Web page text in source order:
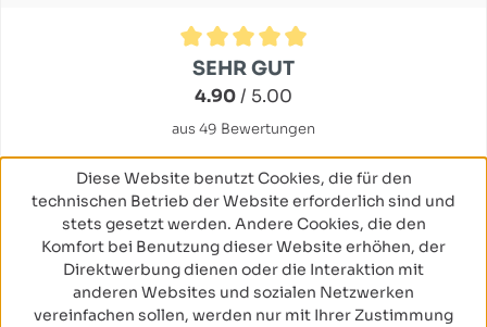
Durchschnittliche Bewertung von 4.9 von 5 Sternen
SEHR GUT
4.90/ 5.00
aus 49 Bewertungen
Diese Website benutzt Cookies, die für den
technischen Betrieb der Website erforderlich sind und
stets gesetzt werden. Andere Cookies, die den
Komfort bei Benutzung dieser Website erhöhen, der
Direktwerbung dienen oder die Interaktion mit
anderen Websites und sozialen Netzwerken
vereinfachen sollen, werden nur mit Ihrer Zustimmung